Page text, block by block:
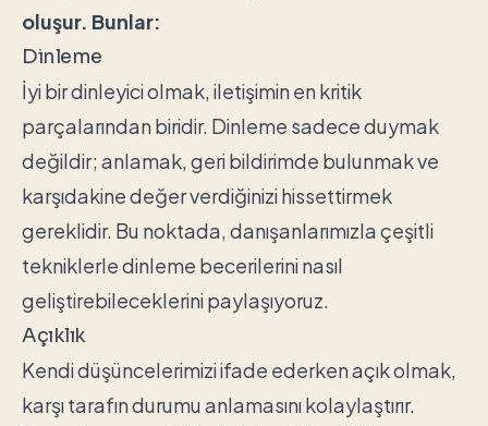
oluşur. Bunlar:
Dinleme
İyi bir dinleyici olmak, iletişimin en kritik
parçalarından biridir. Dinleme sadece duymak
değildir; anlamak, geri bildirimde bulunmak ve
karşıdakine değer verdiğinizi hissettirmek
gereklidir. Bu noktada, danışanlarımızla çeşitli
tekniklerle dinleme becerilerini nasıl
geliştirebileceklerini paylaşıyoruz.
Açıklık
Kendi düşüncelerimizi ifade ederken açık olmak,
karşı tarafın durumu anlamasını kolaylaştırır.